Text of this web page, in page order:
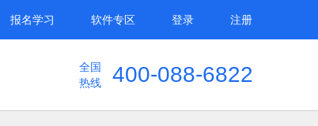
注册
登录
软件专区
报名学习
全国
热线
400-088-6822